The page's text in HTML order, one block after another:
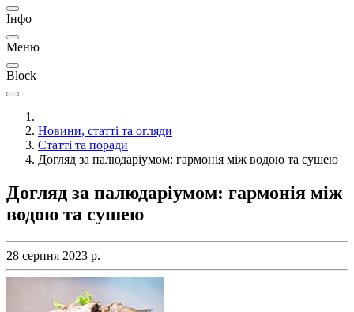
Інфо
Меню
Block
Новини, статті та огляди
Статті та поради
Догляд за палюдаріумом: гармонія між водою та сушею
Догляд за палюдаріумом: гармонія між
водою та сушею
28 серпня 2023 р.